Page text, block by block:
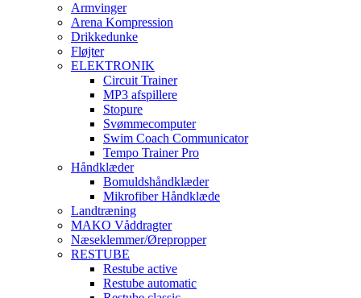
Armvinger
Arena Kompression
Drikkedunke
Fløjter
ELEKTRONIK
Circuit Trainer
MP3 afspillere
Stopure
Svømmecomputer
Swim Coach Communicator
Tempo Trainer Pro
Håndklæder
Bomuldshåndklæder
Mikrofiber Håndklæde
Landtræning
MAKO Våddragter
Næseklemmer/Ørepropper
RESTUBE
Restube active
Restube automatic